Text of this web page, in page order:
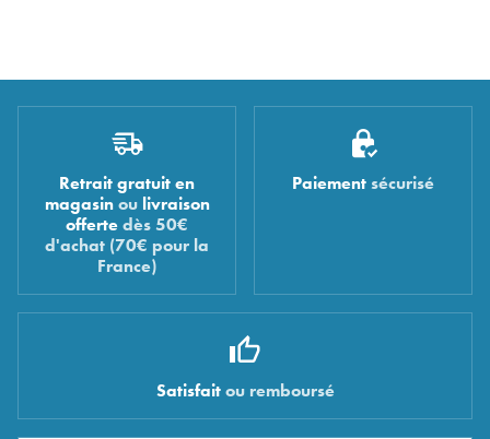
Retrait gratuit en
magasinou livraison
offerte dès 50€
d'achat (70€ pour la
France)
Paiement sécurisé
Satisfaitou remboursé